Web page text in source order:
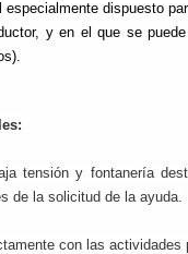
dispuesto
y en el que se
tensión y fontanería
de la solicitud de la ayuda.
con las